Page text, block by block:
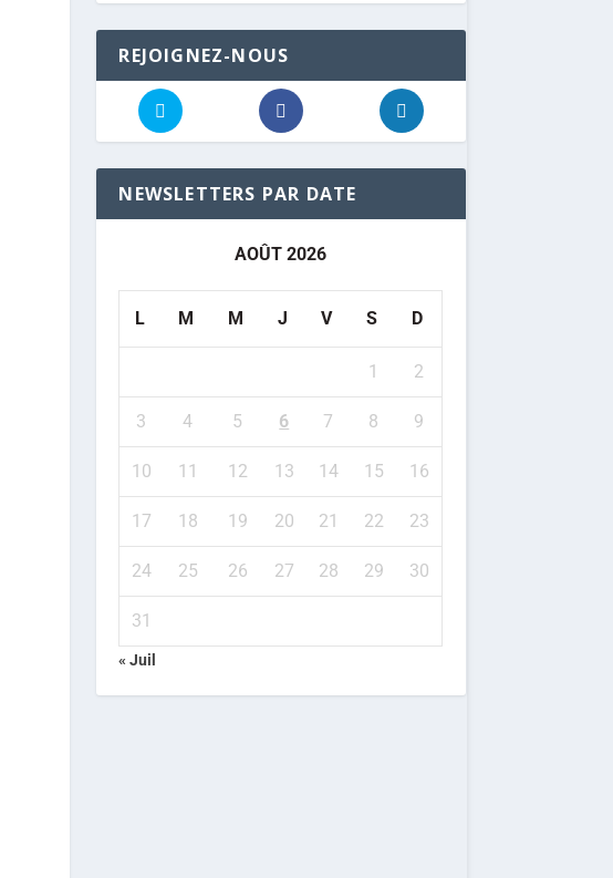
REJOIGNEZ-NOUS
NEWSLETTERS PAR DATE
AOÛT 2026
L M M J V S D
1 2
3 4 5 6 7 8 9
10 11 12 13 14 15 16
17 18 19 20 21 22 23
24 25 26 27 28 29 30
31
« Juil